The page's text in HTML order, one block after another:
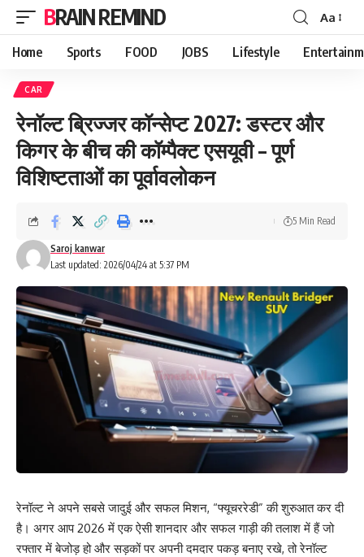
BRAIN REMIND
Font
Resizer
Aa
Home Sports FOOD JOBS Lifestyle
CAR
रेनॉल्ट ब्रिज्जर कॉन्सेप्ट 2027: डस्टर और
किगर के बीच की कॉम्पैक्ट एसयूवी – पूर्ण
विशिष्टताओं का पूर्वावलोकन
Last updated: 2026/04/24 at 5:37 PM
Saroj kanwar
5 Min Read
रेनॉल्ट ने अपने सबसे जादुई और सफल मिशन, “फ्यूचररेडी” की शुरुआत कर दी
है। अगर आप 2026 में एक ऐसी शानदार और सफल गाड़ी की तलाश में हैं जो
रफ्तार में बेजोड़ हो और सड़कों पर अपनी दमदार पकड़ बनाए रखे, तो रेनॉल्ट